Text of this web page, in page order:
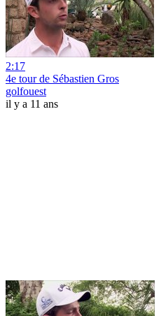
2:17
4e tour de Sébastien Gros
golfouest
il y a 11 ans